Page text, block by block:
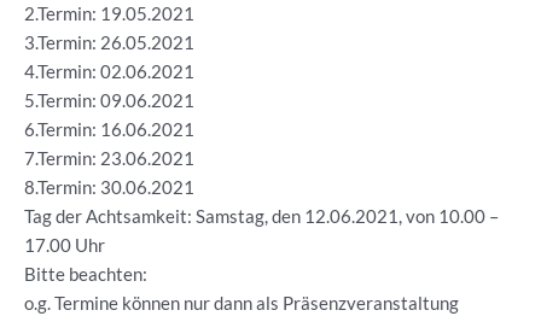
2.Termin: 19.05.2021
3.Termin: 26.05.2021
4.Termin: 02.06.2021
5.Termin: 09.06.2021
6.Termin: 16.06.2021
7.Termin: 23.06.2021
8.Termin: 30.06.2021
Tag der Achtsamkeit: Samstag, den 12.06.2021, von 10.00 –
17.00 Uhr
Bitte beachten:
o.g. Termine können nur dann als Präsenzveranstaltung